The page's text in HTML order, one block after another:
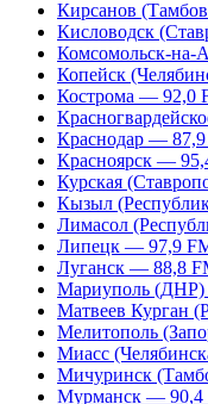
Кирсанов
Кисловодск
Комсомольск-на-
Копейск
Кострома — 92,0
Краснодар —
Красноярск —
Курская
Кызыл
Лимасол
Липецк — 97,9
Луганск — 88,8
Мариуполь
Матвеев Курган
Мелитополь
Миасс
Мичуринск
Мурманск — 90,4